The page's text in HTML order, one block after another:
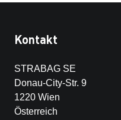
Kontakt
STRABAG SE
Donau-City-Str. 9
1220 Wien
Österreich